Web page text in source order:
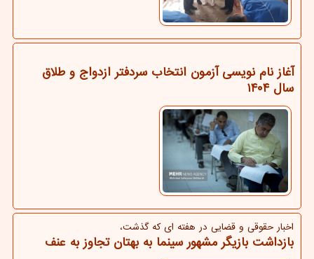
آغاز نام نویسی آزمون انتخاب سردفتر ازدواج و طلاق
سال ۱۴۰۴
اخبار حقوقی و قضایی در هفته ای كه گذشت،
بازداشت بازیگر مشهور سینما به بهتان تجاوز به عنف